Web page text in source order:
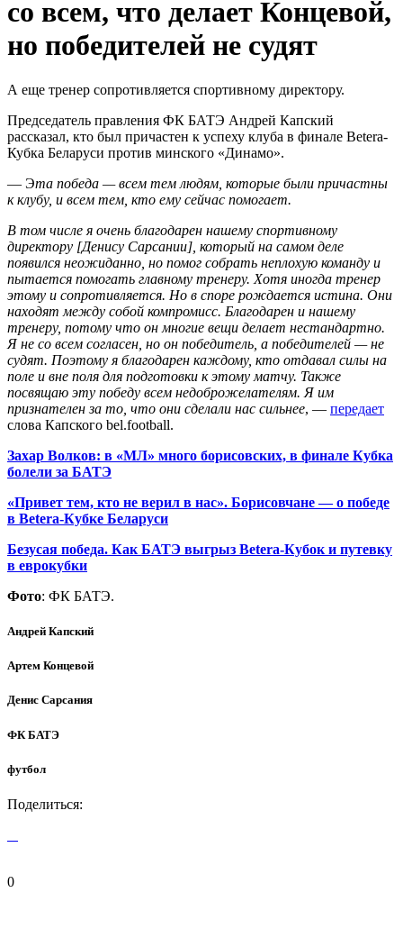
со всем, что делает Концевой,
но победителей не судят
А еще тренер сопротивляется спортивному директору.
Председатель правления ФК БАТЭ Андрей Капский
рассказал, кто был причастен к успеху клуба в финале Betera-
Кубка Беларуси против минского «Динамо».
— Эта победа — всем тем людям, которые были причастны
к клубу, и всем тем, кто ему сейчас помогает.
В том числе я очень благодарен нашему спортивному
директору [Денису Сарсании] , который на самом деле
появился неожиданно, но помог собрать неплохую команду и
пытается помогать главному тренеру. Хотя иногда тренер
этому и сопротивляется. Но в споре рождается истина. Они
находят между собой компромисс. Благодарен и нашему
тренеру, потому что он многие вещи делает нестандартно.
Я не со всем согласен, но он победитель, а победителей — не
судят. Поэтому я благодарен каждому, кто отдавал силы на
поле и вне поля для подготовки к этому матчу. Также
посвящаю эту победу всем недоброжелателям. Я им
признателен за то, что они сделали нас сильнее, — передает
слова Капского bel.football.
Захар Волков: в «МЛ» много борисовских, в финале Кубка
болели за БАТЭ
«Привет тем, кто не верил в нас». Борисовчане — о победе
в Betera-Кубке Беларуси
Безусая победа. Как БАТЭ выгрыз Betera-Кубок и путевку
в еврокубки
Фото: ФК БАТЭ.
Андрей Капский
Артем Концевой
Денис Сарсания
ФК БАТЭ
футбол
Поделиться:
0